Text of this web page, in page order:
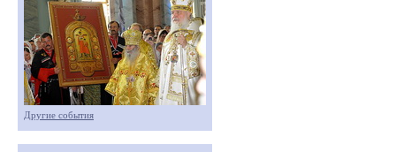
Другие события